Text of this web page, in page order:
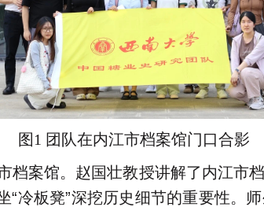
图1 团队在内江市档案馆门口合影
档案馆。赵国壮教授讲解了内江市
冷板凳”深挖历史细节的重要性。